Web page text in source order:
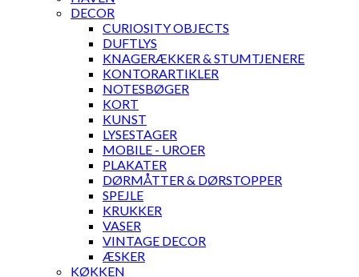
DECOR
CURIOSITY OBJECTS
DUFTLYS
KNAGERÆKKER & STUMTJENERE
KONTORARTIKLER
NOTESBØGER
KORT
KUNST
LYSESTAGER
MOBILE - UROER
PLAKATER
DØRMÅTTER & DØRSTOPPER
SPEJLE
KRUKKER
VASER
VINTAGE DECOR
ÆSKER
KØKKEN